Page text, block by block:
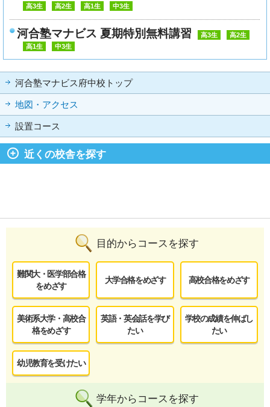
高3生 高2生 高1生 中3生
河合塾マナビス 夏期特別無料講習 高3生
高2生
高1生
中3生
河合塾マナビス府中校トップ
地図・アクセス
設置コース
近くの校舎を探す
目的からコースを探す
難関大・医学部合格
をめざす
大学合格をめざす 高校合格をめざす
美術系大学・高校合
格をめざす
英語・英会話を学び
たい
学校の成績を伸ばし
たい
幼児教育を受けたい
学年からコースを探す